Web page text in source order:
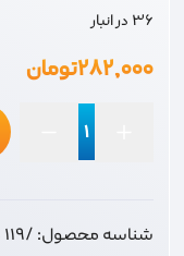
36 در انبار
۲۸۲,۰۰۰تومان
ام
شناسه محصول:/119